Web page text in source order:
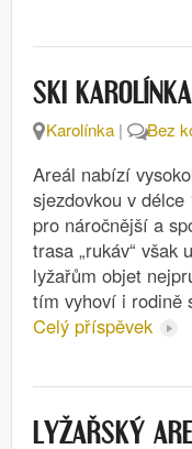
SKI KAROLÍNKA
Karolínka | Bez
Areál nabízí
sjezdovkou v
pro náročnější a
trasa „rukáv“ však
lyžařům objet
tím vyhoví i
Celý příspěvek
LYŽAŘSKÝ